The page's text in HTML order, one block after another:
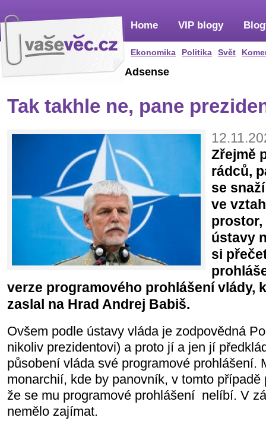
Home
Ekonomika Politika Svět
VIP blogy
Adsense
Tak takhle ne, pane
Zřejmě
rádců,
se
ve
prostor,
ústavy
si
verze programového prohlášení vlády,
zaslal na Hrad Andrej Babiš.
Ovšem podle ústavy vláda je zodpovědná
nikoliv prezidentovi) a proto jí a jen jí
působení vláda své programové prohlášení.
monarchií, kde by panovník, v tomto případě
že se mu programové prohlášení nelíbí. V
nemělo zajímat.